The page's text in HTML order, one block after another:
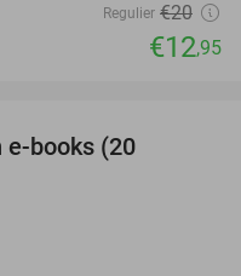
Regulier €20
€12,95
e-books (20